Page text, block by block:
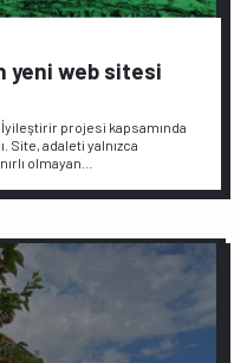
yeni web sitesi
İyileştirir projesi kapsamında
Site, adaleti yalnızca
olmayan…